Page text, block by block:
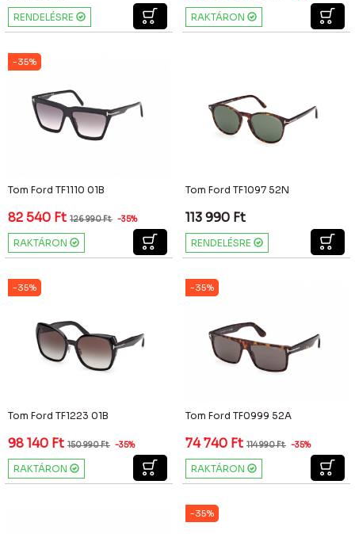
RENDELÉSRE RAKTÁRON
-35%
Tom Ford TF1110 01B
82 540 Ft 126 990Ft -35%
RAKTÁRON
Tom Ford TF1097 52N
113 990 Ft
RENDELÉSRE
-35%
Tom Ford TF1223 01B
98 140 Ft 150 990Ft -35%
RAKTÁRON
-35%
Tom Ford TF0999 52A
74 740 Ft 114 990Ft -35%
RAKTÁRON
-35%